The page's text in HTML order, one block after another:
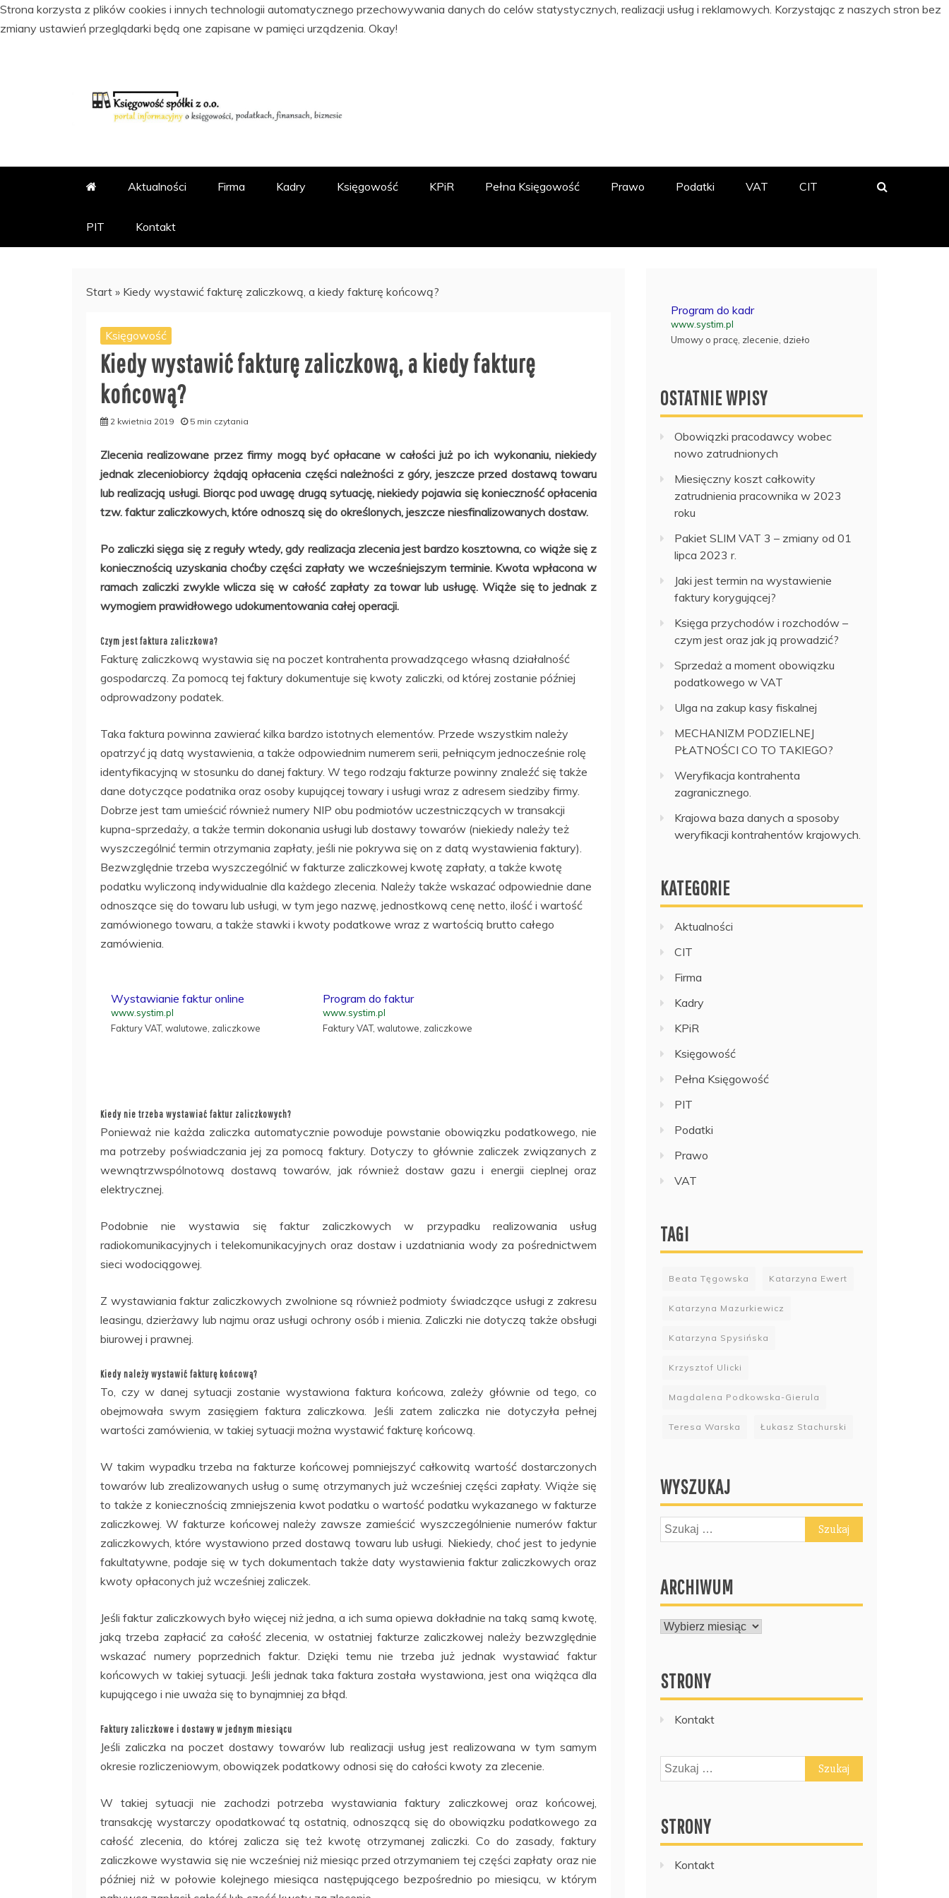
Strona korzysta z plików cookies i innych technologii automatycznego przechowywania danych do celów statystycznych, realizacji usług i reklamowych. Korzystając z naszych stron bez
zmiany ustawień przeglądarki będą one zapisane w pamięci urządzenia. Okay!
Aktualności Firma Kadry Księgowość KPiR Pełna Księgowość Prawo Podatki VAT CIT
PIT Kontakt
Start » Kiedy wystawić fakturę zaliczkową, a kiedy fakturę końcową?
Księgowość
Kiedy wystawić fakturę zaliczkową, a kiedy fakturę
końcową?
2 kwietnia 2019 5 min czytania
Zlecenia realizowane przez firmy mogą być opłacane w całości już po ich wykonaniu, niekiedy
jednak zleceniobiorcy żądają opłacenia części należności z góry, jeszcze przed dostawą towaru
lub realizacją usługi. Biorąc pod uwagę drugą sytuację, niekiedy pojawia się konieczność opłacenia
tzw. faktur zaliczkowych, które odnoszą się do określonych, jeszcze niesfinalizowanych dostaw.
Po zaliczki sięga się z reguły wtedy, gdy realizacja zlecenia jest bardzo kosztowna, co wiąże się z
koniecznością uzyskania choćby części zapłaty we wcześniejszym terminie. Kwota wpłacona w
ramach zaliczki zwykle wlicza się w całość zapłaty za towar lub usługę. Wiąże się to jednak z
wymogiem prawidłowego udokumentowania całej operacji.
Czym jest faktura zaliczkowa?
Fakturę zaliczkową wystawia się na poczet kontrahenta prowadzącego własną działalność
gospodarczą. Za pomocą tej faktury dokumentuje się kwoty zaliczki, od której zostanie później
odprowadzony podatek.
Taka faktura powinna zawierać kilka bardzo istotnych elementów. Przede wszystkim należy
opatrzyć ją datą wystawienia, a także odpowiednim numerem serii, pełniącym jednocześnie rolę
identyfikacyjną w stosunku do danej faktury. W tego rodzaju fakturze powinny znaleźć się także
dane dotyczące podatnika oraz osoby kupującej towary i usługi wraz z adresem siedziby firmy.
Dobrze jest tam umieścić również numery NIP obu podmiotów uczestniczących w transakcji
kupna-sprzedaży, a także termin dokonania usługi lub dostawy towarów (niekiedy należy też
wyszczególnić termin otrzymania zapłaty, jeśli nie pokrywa się on z datą wystawienia faktury).
Bezwzględnie trzeba wyszczególnić w fakturze zaliczkowej kwotę zapłaty, a także kwotę
podatku wyliczoną indywidualnie dla każdego zlecenia. Należy także wskazać odpowiednie dane
odnoszące się do towaru lub usługi, w tym jego nazwę, jednostkową cenę netto, ilość i wartość
zamówionego towaru, a także stawki i kwoty podatkowe wraz z wartością brutto całego
zamówienia.
Wystawianie faktur online
www.systim.pl
Faktury VAT, walutowe, zaliczkowe
Program do faktur
www.systim.pl
Faktury VAT, walutowe, zaliczkowe
Kiedy nie trzeba wystawiać faktur zaliczkowych?
Ponieważ nie każda zaliczka automatycznie powoduje powstanie obowiązku podatkowego, nie
ma potrzeby poświadczania jej za pomocą faktury. Dotyczy to głównie zaliczek związanych z
wewnątrzwspólnotową dostawą towarów, jak również dostaw gazu i energii cieplnej oraz
elektrycznej.
Podobnie nie wystawia się faktur zaliczkowych w przypadku realizowania usług
radiokomunikacyjnych i telekomunikacyjnych oraz dostaw i uzdatniania wody za pośrednictwem
sieci wodociągowej.
Z wystawiania faktur zaliczkowych zwolnione są również podmioty świadczące usługi z zakresu
leasingu, dzierżawy lub najmu oraz usługi ochrony osób i mienia. Zaliczki nie dotyczą także obsługi
biurowej i prawnej.
Kiedy należy wystawić fakturę końcową?
To, czy w danej sytuacji zostanie wystawiona faktura końcowa, zależy głównie od tego, co
obejmowała swym zasięgiem faktura zaliczkowa. Jeśli zatem zaliczka nie dotyczyła pełnej
wartości zamówienia, w takiej sytuacji można wystawić fakturę końcową.
W takim wypadku trzeba na fakturze końcowej pomniejszyć całkowitą wartość dostarczonych
towarów lub zrealizowanych usług o sumę otrzymanych już wcześniej części zapłaty. Wiąże się
to także z koniecznością zmniejszenia kwot podatku o wartość podatku wykazanego w fakturze
zaliczkowej. W fakturze końcowej należy zawsze zamieścić wyszczególnienie numerów faktur
zaliczkowych, które wystawiono przed dostawą towaru lub usługi. Niekiedy, choć jest to jedynie
fakultatywne, podaje się w tych dokumentach także daty wystawienia faktur zaliczkowych oraz
kwoty opłaconych już wcześniej zaliczek.
Jeśli faktur zaliczkowych było więcej niż jedna, a ich suma opiewa dokładnie na taką samą kwotę,
jaką trzeba zapłacić za całość zlecenia, w ostatniej fakturze zaliczkowej należy bezwzględnie
wskazać numery poprzednich faktur. Dzięki temu nie trzeba już jednak wystawiać faktur
końcowych w takiej sytuacji. Jeśli jednak taka faktura została wystawiona, jest ona wiążąca dla
kupującego i nie uważa się to bynajmniej za błąd.
Faktury zaliczkowe i dostawy w jednym miesiącu
Jeśli zaliczka na poczet dostawy towarów lub realizacji usług jest realizowana w tym samym
okresie rozliczeniowym, obowiązek podatkowy odnosi się do całości kwoty za zlecenie.
W takiej sytuacji nie zachodzi potrzeba wystawiania faktury zaliczkowej oraz końcowej,
transakcję wystarczy opodatkować tą ostatnią, odnoszącą się do obowiązku podatkowego za
całość zlecenia, do której zalicza się też kwotę otrzymanej zaliczki. Co do zasady, faktury
zaliczkowe wystawia się nie wcześniej niż miesiąc przed otrzymaniem tej części zapłaty oraz nie
później niż w połowie kolejnego miesiąca następującego bezpośrednio po miesiącu, w którym
Program do kadr
www.systim.pl
Umowy o pracę, zlecenie, dzieło
OSTATNIE WPISY
Obowiązki pracodawcy wobec
nowo zatrudnionych
Miesięczny koszt całkowity
zatrudnienia pracownika w 2023
roku
Pakiet SLIM VAT 3 – zmiany od 01
lipca 2023 r.
Jaki jest termin na wystawienie
faktury korygującej?
Księga przychodów i rozchodów –
czym jest oraz jak ją prowadzić?
Sprzedaż a moment obowiązku
podatkowego w VAT
Ulga na zakup kasy fiskalnej
MECHANIZM PODZIELNEJ
PŁATNOŚCI CO TO TAKIEGO?
Weryfikacja kontrahenta
zagranicznego.
Krajowa baza danych a sposoby
weryfikacji kontrahentów krajowych.
KATEGORIE
Aktualności
CIT
Firma
Kadry
KPiR
Księgowość
Pełna Księgowość
PIT
Podatki
Prawo
VAT
TAGI
Beata Tęgowska Katarzyna Ewert
Katarzyna Mazurkiewicz
Katarzyna Spysińska
Krzysztof Ulicki
Magdalena Podkowska-Gierula
Teresa Warska Łukasz Stachurski
WYSZUKAJ
Szukaj:
ARCHIWUM
ARCHIWUM
STRONY
Kontakt
Szukaj:
STRONY
Kontakt